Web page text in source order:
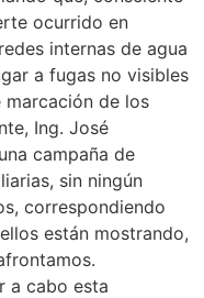
ocurrido en
internas de agua
a fugas no visibles
marcación de los
Ing. José
campaña de
sin ningún
correspondiendo
están mostrando,
a cabo esta